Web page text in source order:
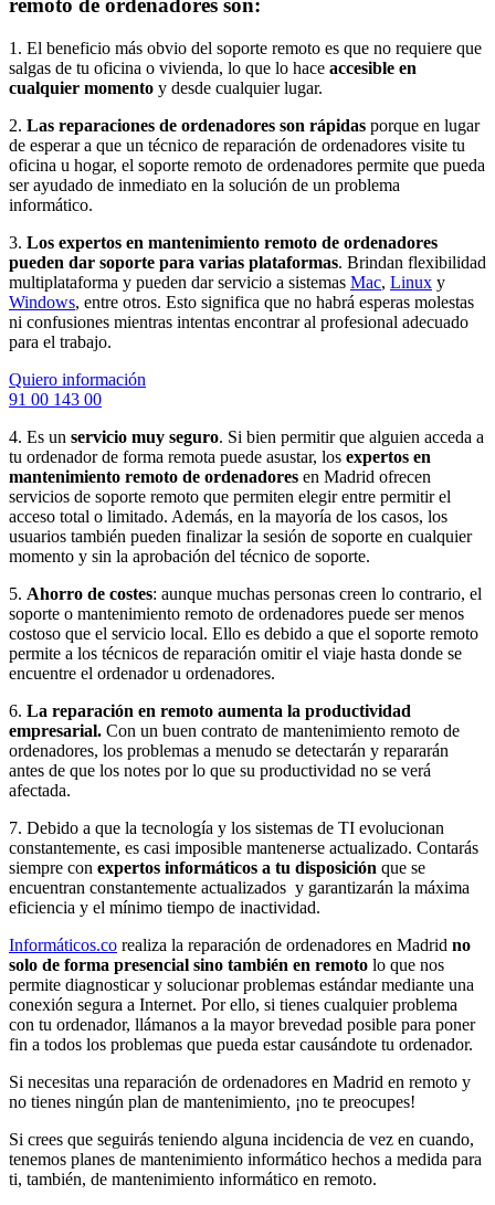
remoto de ordenadores son:
1. El beneficio más obvio del soporte remoto es que no requiere que
salgas de tu oficina o vivienda, lo que lo hace accesible en
cualquier momento y desde cualquier lugar.
2. Las reparaciones de ordenadores son rápidas porque en lugar
de esperar a que un técnico de reparación de ordenadores visite tu
oficina u hogar, el soporte remoto de ordenadores permite que pueda
ser ayudado de inmediato en la solución de un problema
informático.
3. Los expertos en mantenimiento remoto de ordenadores
pueden dar soporte para varias plataformas. Brindan flexibilidad
multiplataforma y pueden dar servicio a sistemas Mac, Linux y
Windows, entre otros. Esto significa que no habrá esperas molestas
ni confusiones mientras intentas encontrar al profesional adecuado
para el trabajo.
Quiero información
91 00 143 00
4. Es un servicio muy seguro. Si bien permitir que alguien acceda a
tu ordenador de forma remota puede asustar, los expertos en
mantenimiento remoto de ordenadores en Madrid ofrecen
servicios de soporte remoto que permiten elegir entre permitir el
acceso total o limitado. Además, en la mayoría de los casos, los
usuarios también pueden finalizar la sesión de soporte en cualquier
momento y sin la aprobación del técnico de soporte.
5. Ahorro de costes: aunque muchas personas creen lo contrario, el
soporte o mantenimiento remoto de ordenadores puede ser menos
costoso que el servicio local. Ello es debido a que el soporte remoto
permite a los técnicos de reparación omitir el viaje hasta donde se
encuentre el ordenador u ordenadores.
6. La reparación en remoto aumenta la productividad
empresarial. Con un buen contrato de mantenimiento remoto de
ordenadores, los problemas a menudo se detectarán y repararán
antes de que los notes por lo que su productividad no se verá
afectada.
7. Debido a que la tecnología y los sistemas de TI evolucionan
constantemente, es casi imposible mantenerse actualizado. Contarás
siempre con expertos informáticos a tu disposición que se
encuentran constantemente actualizados y garantizarán la máxima
eficiencia y el mínimo tiempo de inactividad.
Informáticos.co realiza la reparación de ordenadores en Madrid no
solo de forma presencial sino también en remoto lo que nos
permite diagnosticar y solucionar problemas estándar mediante una
conexión segura a Internet. Por ello, si tienes cualquier problema
con tu ordenador, llámanos a la mayor brevedad posible para poner
fin a todos los problemas que pueda estar causándote tu ordenador.
Si necesitas una reparación de ordenadores en Madrid en remoto y
no tienes ningún plan de mantenimiento, ¡no te preocupes!
Si crees que seguirás teniendo alguna incidencia de vez en cuando,
tenemos planes de mantenimiento informático hechos a medida para
ti, también, de mantenimiento informático en remoto.